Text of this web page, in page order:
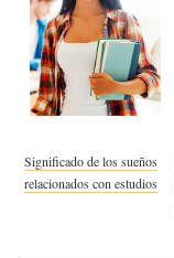
Significado de los sueños
relacionados con estudios